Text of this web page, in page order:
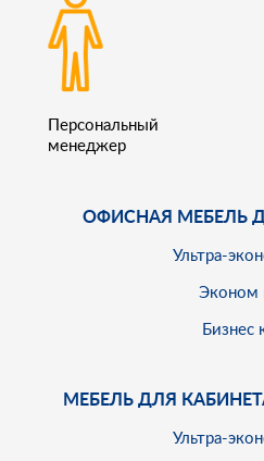
Персональный
менеджер
ОФИСНАЯ МЕБЕЛЬ
Ультра-
Эконом
Бизнес
МЕБЕЛЬ ДЛЯ
Ультра-